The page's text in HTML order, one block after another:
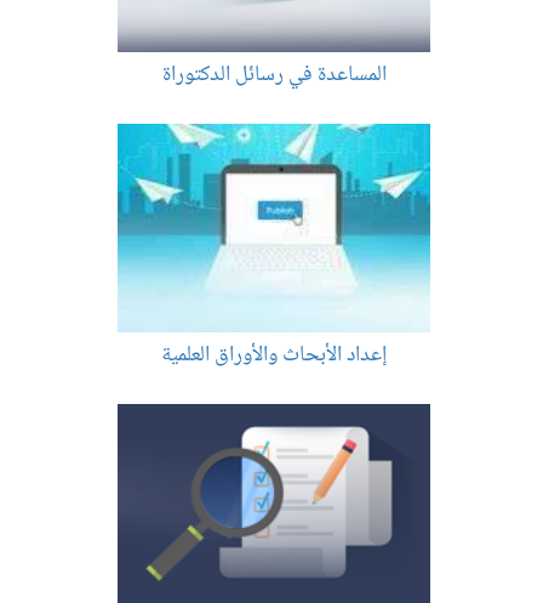
المساعدة في رسائل الدكتوراة
إعداد الأبحاث والأوراق العلمية